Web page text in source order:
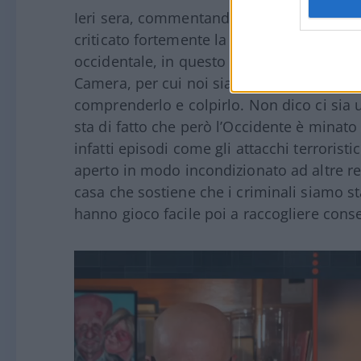
Ieri sera, commentando la notizia, il
criticato fortemente la proposta. “In
occidentale, in questo caso anche anti-
Camera, per cui noi siamo il male
comprenderlo e colpirlo. Non dico ci sia
sta di fatto che però l’Occidente è
infatti episodi come gli attacchi
aperto in modo incondizionato ad altre
casa che sostiene che i criminali siamo
hanno gioco facile poi a raccogliere
Player